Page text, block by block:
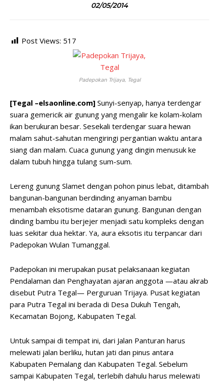
02/05/2014
Post Views: 517
Padepokan Trijaya, Tegal
[Tegal –elsaonline.com] Sunyi-senyap, hanya terdengar
suara gemericik air gunung yang mengalir ke kolam-kolam
ikan berukuran besar. Sesekali terdengar suara hewan
malam sahut-sahutan mengiringi pergantian waktu antara
siang dan malam. Cuaca gunung yang dingin menusuk ke
dalam tubuh hingga tulang sum-sum.
Lereng gunung Slamet dengan pohon pinus lebat, ditambah
bangunan-bangunan berdinding anyaman bambu
menambah eksotisme dataran gunung. Bangunan dengan
dinding bambu itu berjejer menjadi satu kompleks dengan
luas sekitar dua hektar. Ya, aura eksotis itu terpancar dari
Padepokan Wulan Tumanggal.
Padepokan ini merupakan pusat pelaksanaan kegiatan
Pendalaman dan Penghayatan ajaran anggota —atau akrab
disebut Putra Tegal— Perguruan Trijaya. Pusat kegiatan
para Putra Tegal ini berada di Desa Dukuh Tengah,
Kecamatan Bojong, Kabupaten Tegal.
Untuk sampai di tempat ini, dari Jalan Panturan harus
melewati jalan berliku, hutan jati dan pinus antara
Kabupaten Pemalang dan Kabupaten Tegal. Sebelum
sampai Kabupaten Tegal, terlebih dahulu harus melewati